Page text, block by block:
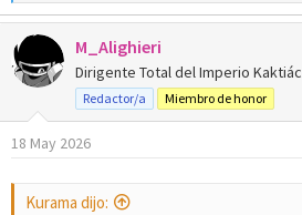
e
a
c
i
e
M_Alighieri
Dirigente Total del Imperio
Redactor/a
Miembro de honor
18 May 2026
Kurama dijo: